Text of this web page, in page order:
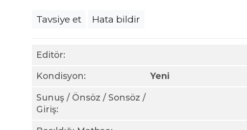
Editör:
Kondisyon: Yeni
Sunuş / Önsöz / Sonsöz /
Giriş:
Tavsiye et Hata bildir